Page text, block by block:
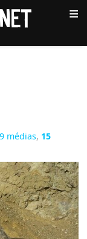
≡
9 médias, 15